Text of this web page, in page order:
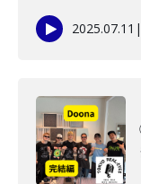
2025.07.11 |